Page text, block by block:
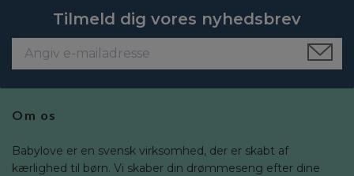
Tilmeld dig vores nyhedsbrev
Om os
Babylove er en svensk virksomhed, der er skabt af
kærlighed til børn. Vi skaber din drømmeseng efter dine